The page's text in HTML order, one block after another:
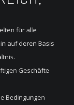
für alle
auf deren Basis
Geschäfte
Bedingungen